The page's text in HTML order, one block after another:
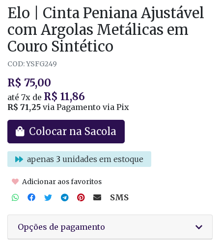
Elo | Cinta Peniana Ajustável
com Argolas Metálicas em
Couro Sintético
COD: YSFG249
R$ 75,00
até 7x de R$ 11,86
R$ 71,25 via Pagamento via Pix
Colocar na Sacola
apenas 3 unidades em estoque
Adicionar aos favoritos
SMS
Opções de pagamento